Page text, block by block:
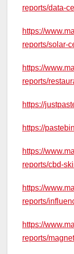
reports/data-
https://
reports/solar-
https://
reports/
https://
https://
https://
reports/cbd-
https://
reports/
https://
reports/